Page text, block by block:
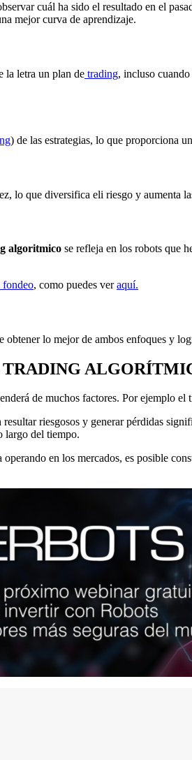
cuál ha sido el resultado en el
mejor curva de aprendizaje.
la letra un plan de trading, incluso
) de las estrategias, lo que proporciona
lo que diversifica eli riesgo y aumenta
algoritmico se refleja en los robots que
fondeo, como puedes veraquí.
lo mejor de ambos enfoques y
TRADING
de muchos factores. Por ejemplo el
resultar riesgosos y generar pérdidas
largo del tiempo.
en los mercados, es posible